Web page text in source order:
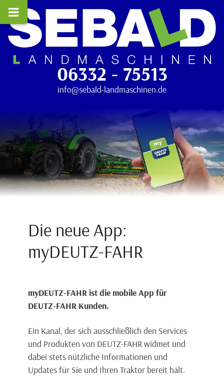
06332 - 75513
info@sebald-landmaschinen.de
Die neue App:
myDEUTZ-FAHR
myDEUTZ-FAHR ist die mobile App für
DEUTZ-FAHR Kunden.
Ein Kanal, der sich ausschließlich den Services
und Produkten von DEUTZ-FAHR widmet und
dabei stets nützliche Informationen und
Updates für Sie und Ihren Traktor bereit hält.